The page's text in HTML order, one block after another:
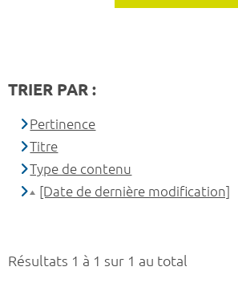
Résultats 1 à 1 sur 1 au total
TRIER PAR :
Pertinence
Titre
Type de contenu
[Date de dernière modification]